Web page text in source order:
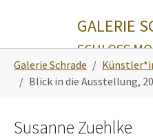
GALERIE
SCHLOSS
Galerie Schrade
Blick in die Ausstellung,
Susanne Zuehlke